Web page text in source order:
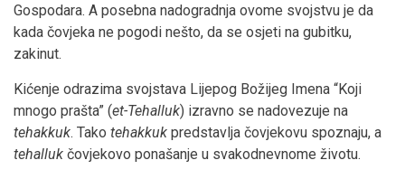
Gospodara. A posebna nadogradnja ovome svojstvu je da
kada čovjeka ne pogodi nešto, da se osjeti na gubitku,
zakinut.
Kićenje odrazima svojstava Lijepog Božijeg Imena “Koji
mnogo prašta” (et-Tehalluk) izravno se nadovezuje na
tehakkuk. Tako tehakkuk predstavlja čovjekovu spoznaju, a
tehalluk čovjekovo ponašanje u svakodnevnome životu.